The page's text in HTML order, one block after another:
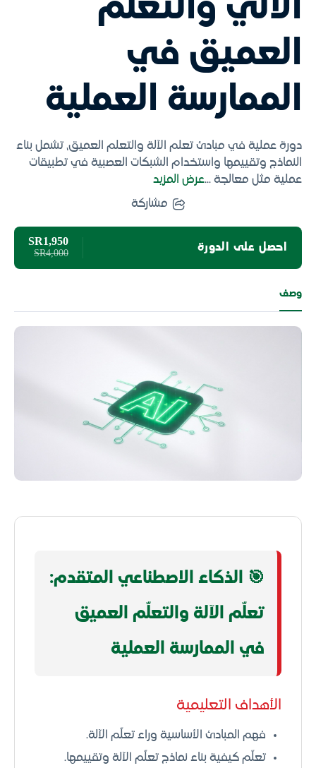
الآلي والتعلم
العميق في
الممارسة العملية
دورة عملية في مبادئ تعلم الآلة والتعلم العميق، تشمل بناء
النماذج وتقييمها واستخدام الشبكات العصبية في تطبيقات
عملية مثل معالجة ...عرض المزيد
وصف
🎯 الذكاء الاصطناعي المتقدم:
تعلّم الآلة والتعلّم العميق
في الممارسة العملية
الأهداف التعليمية
فهم المبادئ الأساسية وراء تعلّم الآلة.
تعلّم كيفية بناء نماذج تعلّم الآلة وتقييمها.
مشاركة
احصل على الدورة
SAR1,950
SAR4,000